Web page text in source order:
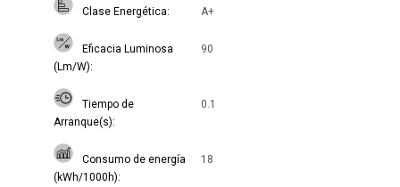
Clase Energética A+
Eficacia Luminosa
(Lm/W)
90
Tiempo de
Arranque(s)
0.1
Consumo de energía
(kWh/1000h)
18